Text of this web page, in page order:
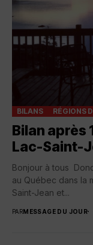
BILANS RÉGIONS
Bilan après
Lac-Saint-
Bonjour à tous
au Québec dans la
Saint-Jean et...
PARMESSAGE DU JOUR